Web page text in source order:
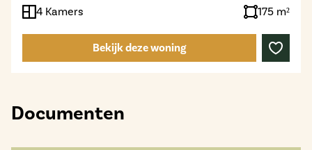
4 Kamers 175 m²
Bekijk deze woning
Documenten